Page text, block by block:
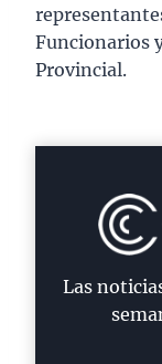
Funcionarios
Provincial.
Las